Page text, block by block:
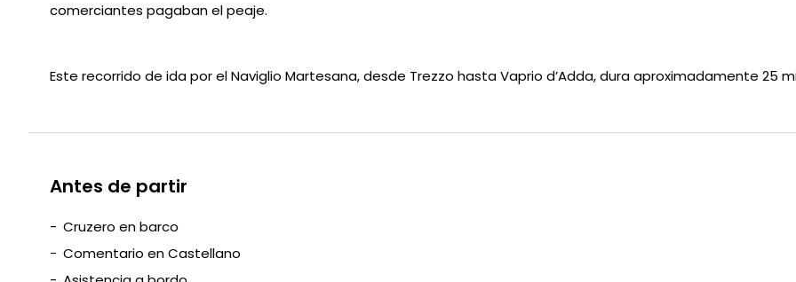
comerciantes pagaban el peaje.
Este recorrido de ida por el Naviglio Martesana, desde Trezzo hasta Vaprio d’Adda, dura aproximadamente 25
Antes de partir
Cruzero en barco
Comentario en Castellano